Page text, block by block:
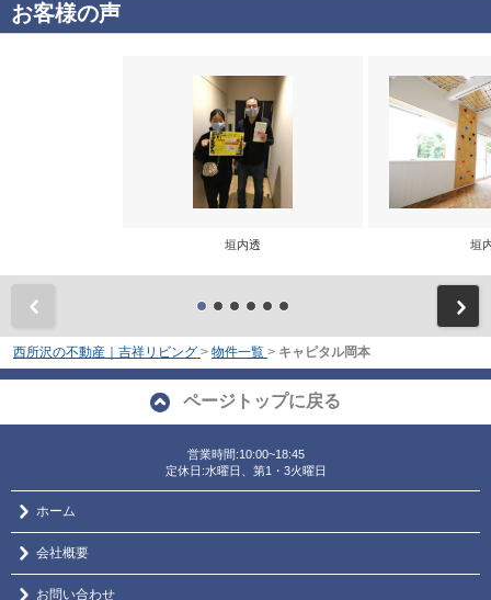
お客様の声
垣内透 垣
西所沢の不動産｜吉祥リビング > 物件一覧 > キャピタル岡本
ページトップに戻る
営業時間:10:00~18:45
定休日:水曜日、第1・3火曜日
ホーム
会社概要
お問い合わせ